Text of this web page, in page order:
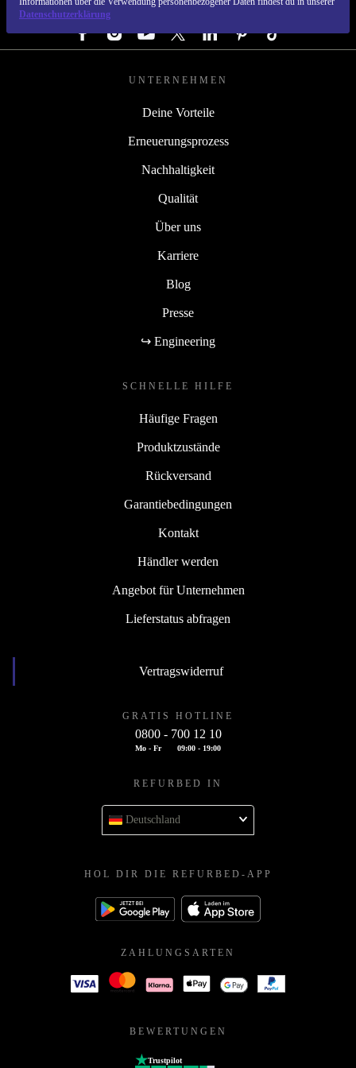
Datenschutzerklärung
FOLGE UNS
UNTERNEHMEN
Deine Vorteile
Erneuerungsprozess
Nachhaltigkeit
Qualität
Über uns
Karriere
Blog
Presse
↪ Engineering
SCHNELLE HILFE
Häufige Fragen
Produktzustände
Rückversand
Garantiebedingungen
Kontakt
Händler werden
Angebot für Unternehmen
Lieferstatus abfragen
Vertragswiderruf
GRATIS HOTLINE
0800 - 700 12 10
Mo - Fr 09:00 - 19:00
REFURBED IN
Deutschland
HOL DIR DIE REFURBED-APP
ZAHLUNGSARTEN
BEWERTUNGEN
Trustpilot